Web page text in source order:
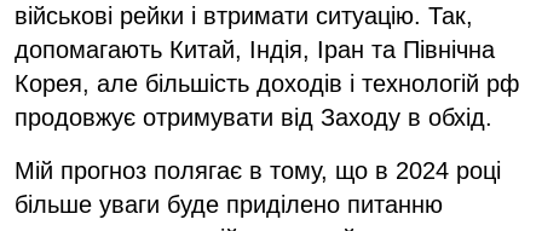
військові рейки і втримати ситуацію. Так,
допомагають Китай, Індія, Іран та Північна
Корея, але більшість доходів і технологій рф
продовжує отримувати від Заходу в обхід.
Мій прогноз полягає в тому, що в 2024 році
більше уваги буде приділено питанню